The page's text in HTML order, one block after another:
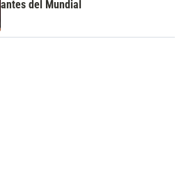
antes del Mundial